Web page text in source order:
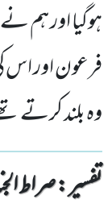
ہوگیا اور ہم
فرعون اور اس
وہ بلند کرتے
تفسیر : ‎صراط الجنان